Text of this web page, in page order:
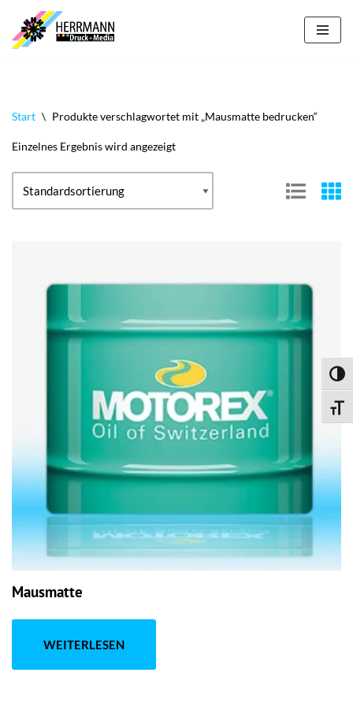
Zum
Start \ Produkte verschlagwortet mit „Mausmatte bedrucken“
Einzelnes Ergebnis wird angezeigt
Mausmatte
WEITERLESEN